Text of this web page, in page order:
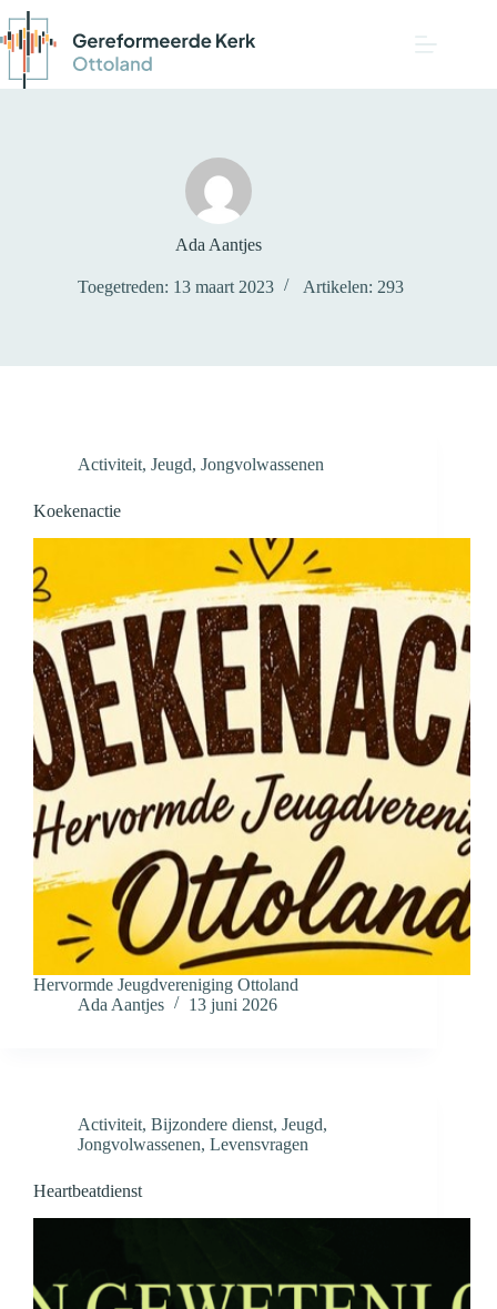
Ada Aantjes
Toegetreden: 13 maart 2023 Artikelen: 293
Activiteit, Jeugd, Jongvolwassenen
Koekenactie
Hervormde Jeugdvereniging Ottoland
Ada Aantjes
13 juni 2026
Activiteit, Bijzondere dienst, Jeugd,
Jongvolwassenen, Levensvragen
Heartbeatdienst